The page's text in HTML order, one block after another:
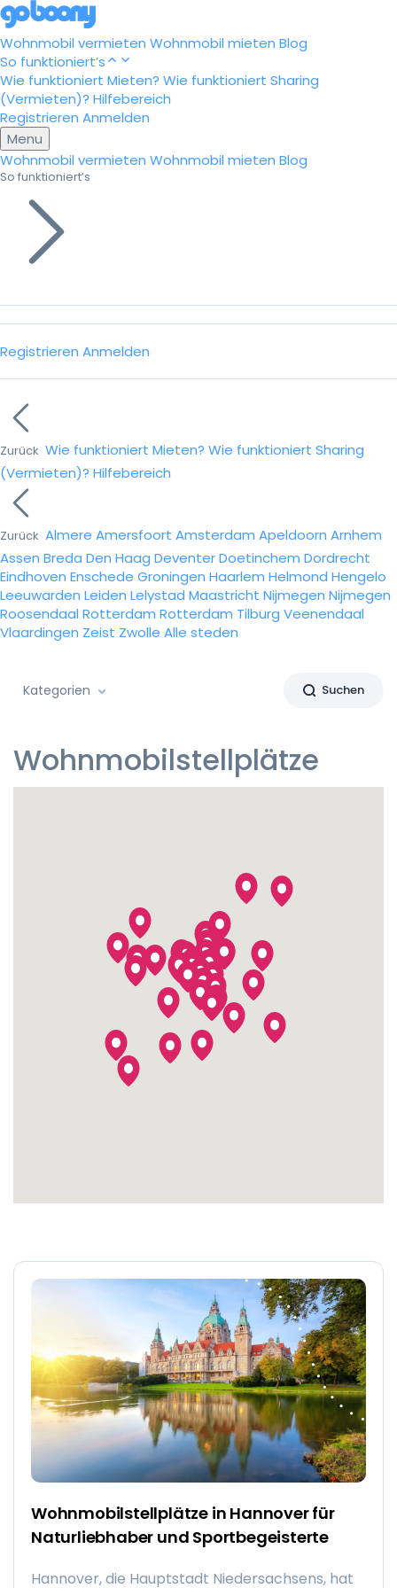
Wohnmobil vermieten Wohnmobil mieten Blog
So funktioniert’s
Wie funktioniert Mieten? Wie funktioniert Sharing
(Vermieten)? Hilfebereich
Registrieren Anmelden
Menu
Wohnmobil vermieten Wohnmobil mieten Blog
So funktioniert’s
Registrieren Anmelden
Zurück Wie funktioniert Mieten? Wie funktioniert Sharing
(Vermieten)? Hilfebereich
Zurück Almere Amersfoort Amsterdam Apeldoorn Arnhem
Assen Breda Den Haag DeventerDoetinchem Dordrecht
Eindhoven Enschede Groningen Haarlem Helmond Hengelo
Leeuwarden Leiden Lelystad Maastricht Nijmegen Nijmegen
Roosendaal Rotterdam Rotterdam Tilburg Veenendaal
Vlaardingen Zeist Zwolle Alle steden
Kategorien Suchen
Wohnmobilstellplätze
Wohnmobilstellplätze in Hannover für
Naturliebhaber und Sportbegeisterte
Hannover, die Hauptstadt Niedersachsens, hat